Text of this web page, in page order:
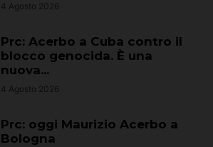
4 Agosto 2026
Prc: Acerbo a Cuba contro il
blocco genocida. È una
nuova...
4 Agosto 2026
Prc: oggi Maurizio Acerbo a
Bologna